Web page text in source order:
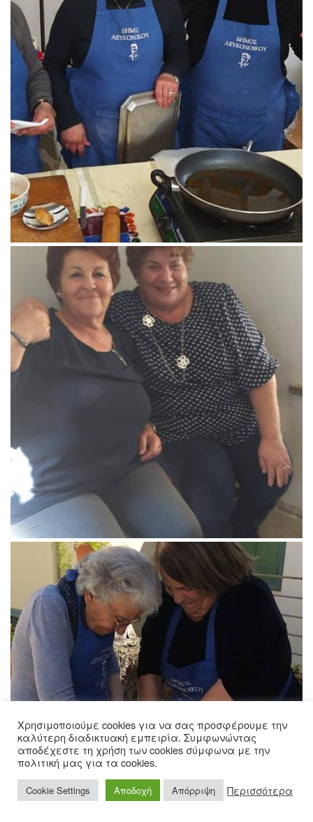
Χρησιμοποιούμε cookies για να σας προσφέρουμε την
καλύτερη διαδικτυακή εμπειρία. Συμφωνώντας
αποδέχεστε τη χρήση των cookies σύμφωνα με την
πολιτική μας για τα cookies.
Cookie Settings Αποδοχή Απόρριψη Περισσότερα